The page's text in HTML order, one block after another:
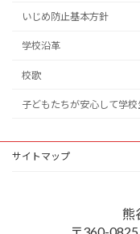
いじめ防止基本方針
学校沿革
校歌
子どもたちが安心して学
サイトマップ
熊